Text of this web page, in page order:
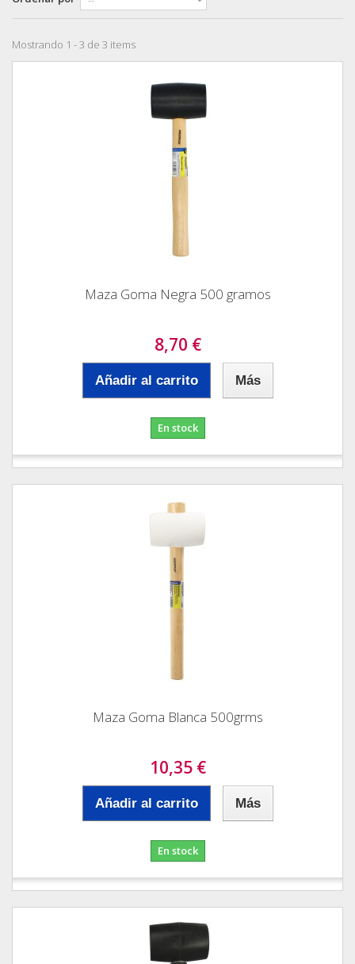
Mostrando 1 - 3 de 3 items
Maza Goma Negra 500 gramos
8,70 €
Añadir al carrito Más
En stock
Maza Goma Blanca 500grms
10,35 €
Añadir al carrito Más
En stock